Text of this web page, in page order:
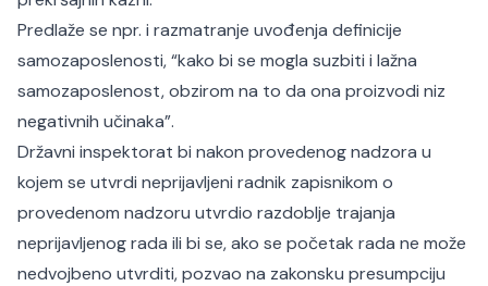
Predlaže se npr. i razmatranje uvođenja definicije
samozaposlenosti, “kako bi se mogla suzbiti i lažna
samozaposlenost, obzirom na to da ona proizvodi niz
negativnih učinaka”.
Državni inspektorat bi nakon provedenog nadzora u
kojem se utvrdi neprijavljeni radnik zapisnikom o
provedenom nadzoru utvrdio razdoblje trajanja
neprijavljenog rada ili bi se, ako se početak rada ne može
nedvojbeno utvrditi, pozvao na zakonsku presumpciju